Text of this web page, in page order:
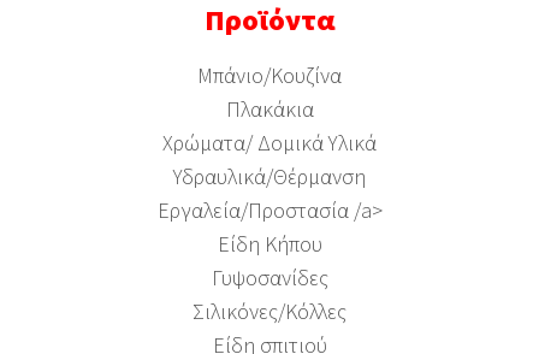
Προϊόντα
Μπάνιο/Κουζίνα
Πλακάκια
Χρώματα/ Δομικά Υλικά
Υδραυλικά/Θέρμανση
Εργαλεία/Προστασία /a>
Είδη Κήπου
Γυψοσανίδες
Σιλικόνες/Κόλλες
Είδη σπιτιού